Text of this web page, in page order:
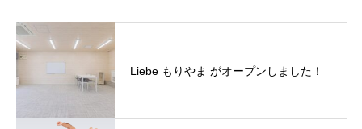
Liebe もりやま がオープンしました！